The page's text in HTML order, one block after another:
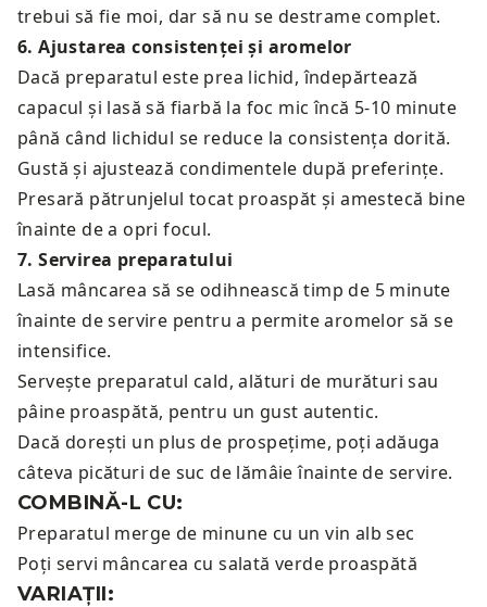
trebui să fie moi, dar să nu se destrame complet.
6.Ajustarea consistenței și aromelor
Dacă preparatul este prea lichid, îndepărtează
capacul și lasă să fiarbă la foc mic încă 5-10 minute
până când lichidul se reduce la consistența dorită.
Gustă și ajustează condimentele după preferințe.
Presară pătrunjelul tocat proaspăt și amestecă bine
înainte de a opri focul.
7.Servirea preparatului
Lasă mâncarea să se odihnească timp de 5 minute
înainte de servire pentru a permite aromelor să se
intensifice.
Servește preparatul cald, alături de murături sau
pâine proaspătă, pentru un gust autentic.
Dacă dorești un plus de prospețime, poți adăuga
câteva picături de suc de lămâie înainte de servire.
COMBINĂ-L CU:
Preparatul merge de minune cu un vin alb sec
Poți servi mâncarea cu salată verde proaspătă
VARIAȚII: